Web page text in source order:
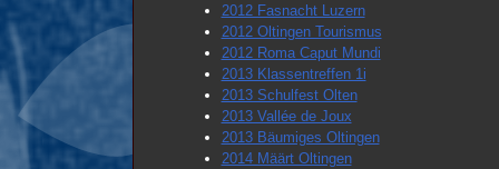
2012 Fasnacht Luzern
2012 Oltingen Tourismus
2012 Roma Caput Mundi
2013 Klassentreffen 1i
2013 Schulfest Olten
2013 Vallée de Joux
2013 Bäumiges Oltingen
2014 Määrt Oltingen